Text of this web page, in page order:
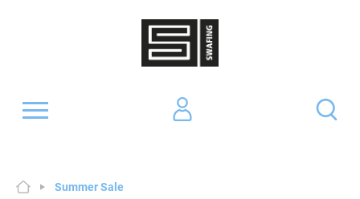
Summer Sale